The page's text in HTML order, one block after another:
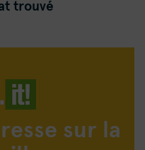
trouvé
sur la